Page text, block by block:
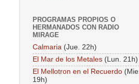
PROGRAMAS PROPIOS O
HERMANADOS CON RADIO
MIRAGE
Calmaria (Jue. 22h)
El Mar de los Metales (Lun. 21h)
El Mellotron en el Recuerdo (Mie.
19h)